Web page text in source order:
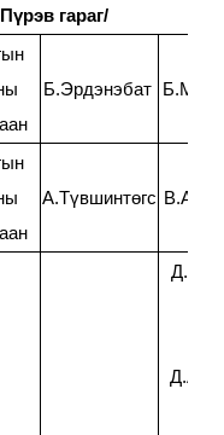
гараг/
Б.Эрдэнэбат
А.Түвшинтөгс